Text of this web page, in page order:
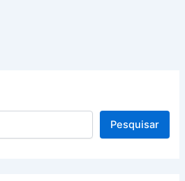
Pesquisar